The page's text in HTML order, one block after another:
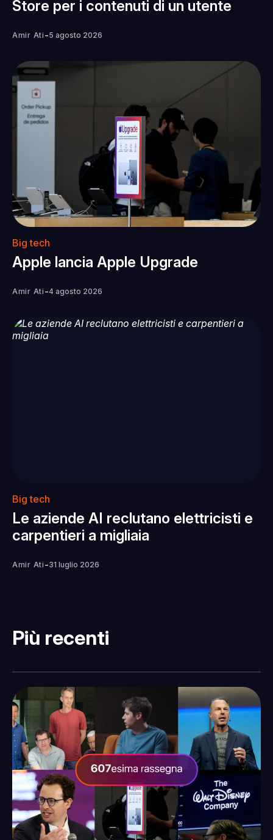
Store per i contenuti di un utente
Amir Ati -5 agosto 2026
Big tech
Apple lancia Apple Upgrade
Amir Ati -4 agosto 2026
Big tech
Le aziende AI reclutano elettricisti e
carpentieri a migliaia
Amir Ati -31 luglio 2026
Più recenti